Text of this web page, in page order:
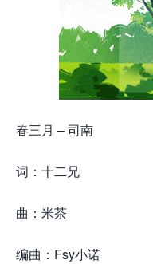
春三月 – 司南
词：十二兄
曲：米茶
编曲：Fsy小诺